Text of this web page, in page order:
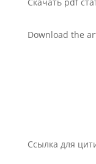
Download the
Ссылка для